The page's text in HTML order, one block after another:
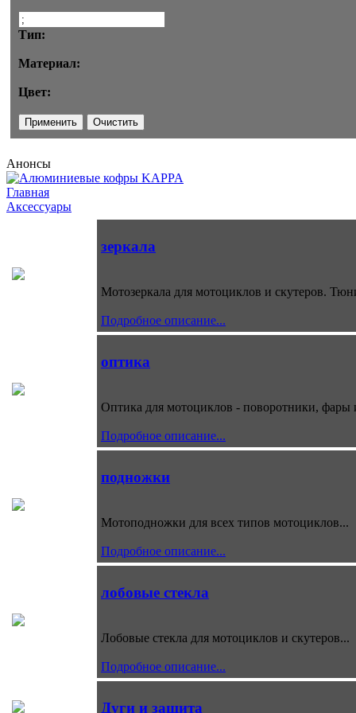
Тип:
Материал:
Цвет:
Анонсы
Главная
Аксессуары
зеркала
Мотозеркала для мотоциклов и скутеров.
Подробное описание...
оптика
Оптика для мотоциклов - поворотники, фары
Подробное описание...
подножки
Мотоподножки для всех типов мотоциклов...
Подробное описание...
лобовые стекла
Лобовые стекла для мотоциклов и скутеров...
Подробное описание...
Дуги и защита